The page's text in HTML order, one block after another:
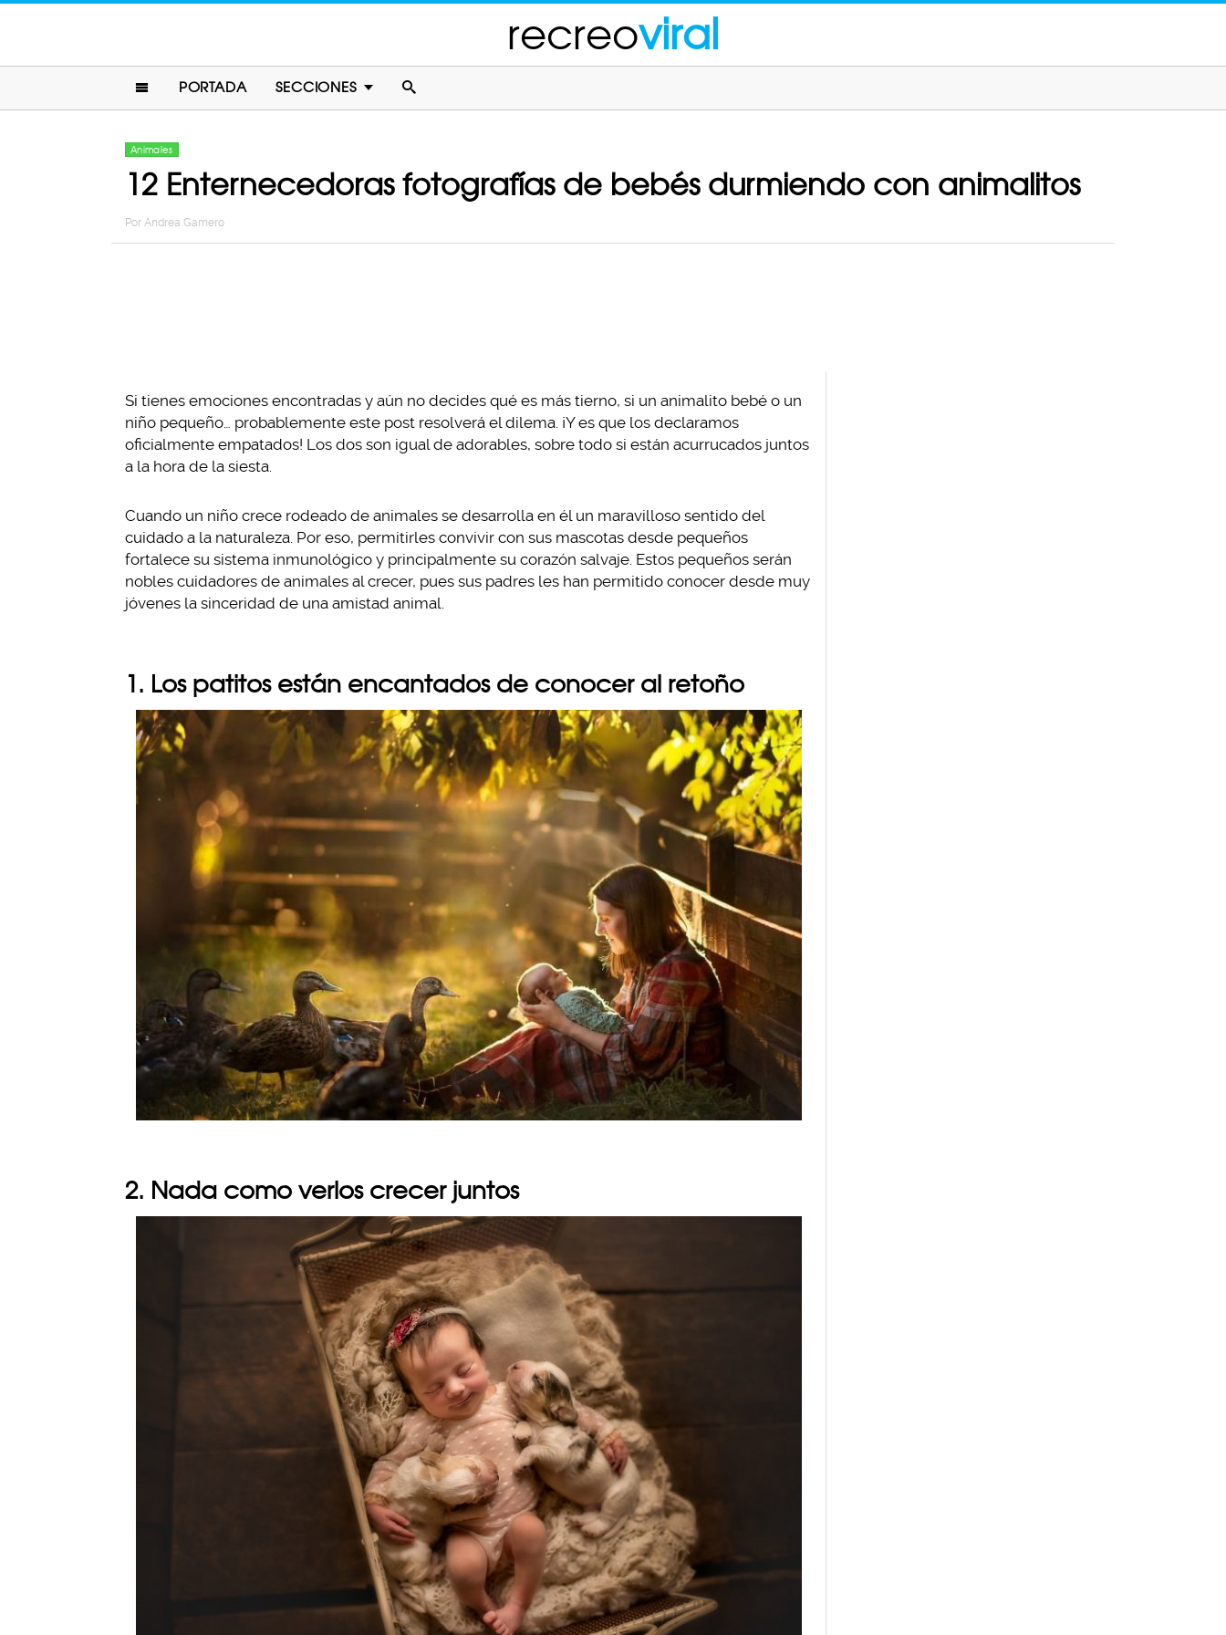
recreoviral
PORTADA SECCIONES
Animales
12 Enternecedoras fotografías de bebés durmiendo con animalitos
Por Andrea Gamero
Si tienes emociones encontradas y aún no decides qué es más tierno, si un animalito bebé o un
niño pequeño… probablemente este post resolverá el dilema. ¡Y es que los declaramos
oficialmente empatados! Los dos son igual de adorables, sobre todo si están acurrucados juntos
a la hora de la siesta.
Cuando un niño crece rodeado de animales se desarrolla en él un maravilloso sentido del
cuidado a la naturaleza. Por eso, permitirles convivir con sus mascotas desde pequeños
fortalece su sistema inmunológico y principalmente su corazón salvaje. Estos pequeños serán
nobles cuidadores de animales al crecer, pues sus padres les han permitido conocer desde muy
jóvenes la sinceridad de una amistad animal.
1. Los patitos están encantados de conocer al retoño
2. Nada como verlos crecer juntos